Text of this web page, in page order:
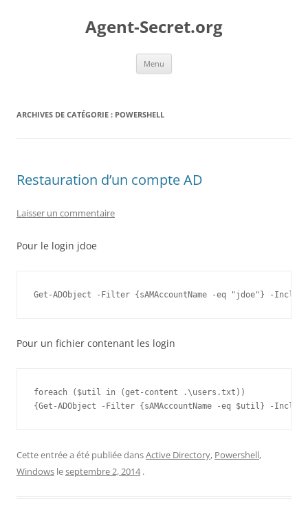
Agent-Secret.org
Menu
ARCHIVES DE CATÉGORIE : POWERSHELL
Restauration d’un compte AD
Laisser un commentaire
Pour le login jdoe
Get-ADObject -Filter {sAMAccountName -eq "jdoe"} -
Pour un fichier contenant les login
foreach ($util in (get-content .\users.txt))
{Get-ADObject -Filter {sAMAccountName -eq $util} -
Cette entrée a été publiée dansActive Directory, Powershell,
Windows leseptembre 2, 2014 .